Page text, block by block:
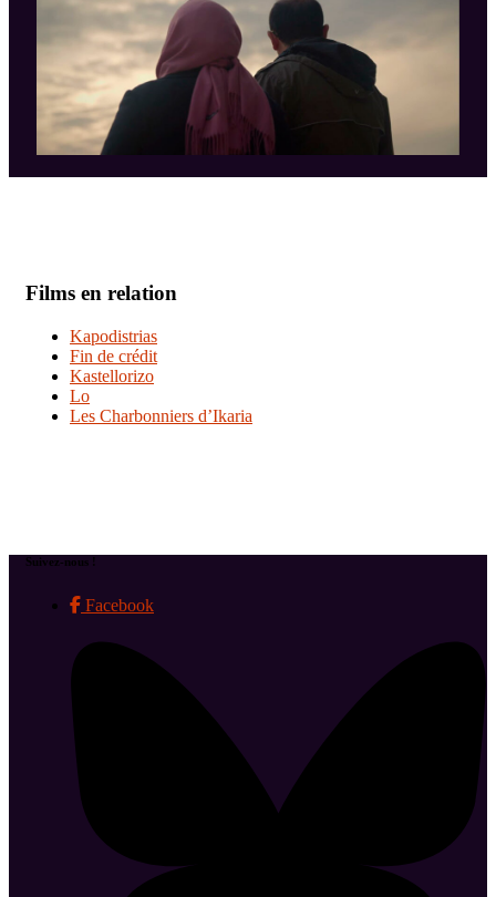
Films en relation
Kapodistrias
Fin de crédit
Kastellorizo
Lo
Les Charbonniers d’Ikaria
Suivez-nous !
Facebook